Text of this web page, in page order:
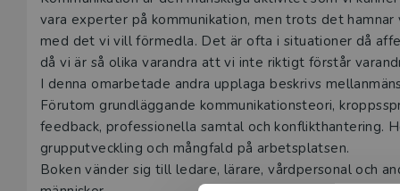
vara experter på kommunikation, men trots det
med det vi vill förmedla. Det är ofta i situationer då
då vi är så olika varandra att vi inte riktigt förstår
I denna omarbetade andra upplaga beskrivs
Förutom grundläggande kommunikationsteori,
feedback, professionella samtal och konflikthantering.
grupputveckling och mångfald på arbetsplatsen.
Boken vänder sig till ledare, lärare, vårdpersonal och